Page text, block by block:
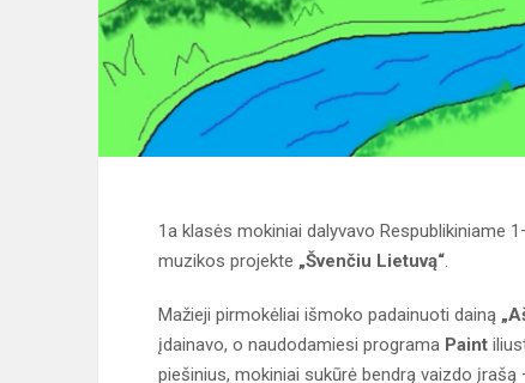
1a klasės mokiniai dalyvavo Respublikiniame
muzikos projekte „Švenčiu Lietuvą“.
Mažieji pirmokėliai išmoko padainuoti dainą
įdainavo, o naudodamiesi programa Paint
piešinius, mokiniai sukūrė bendrą vaizdo